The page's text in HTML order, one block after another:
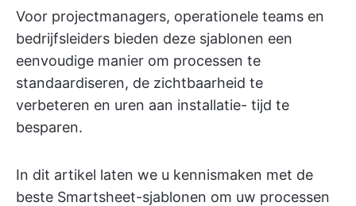
Voor projectmanagers, operationele teams en
bedrijfsleiders bieden deze sjablonen een
eenvoudige manier om processen te
standaardiseren, de zichtbaarheid te
verbeteren en uren aan installatie- tijd te
besparen.
In dit artikel laten we u kennismaken met de
beste Smartsheet-sjablonen om uw processen